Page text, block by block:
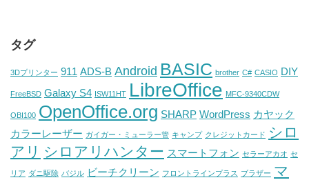
タグ
3Dプリンター 911 ADS-B Android BASIC brother C# CASIO DIY
FreeBSD Galaxy S4 ISW11HT LibreOffice MFC-9340CDW
OBI100 OpenOffice.org SHARP WordPress カヤック
カラーレーザー ガイガー・ミューラー管 キャンプ クレジットカード シロ
アリ シロアリハンター スマートフォン セラーアカオ セ
リア ダニ駆除 バジル ビーチクリーン フロントラインプラス ブラザー マ